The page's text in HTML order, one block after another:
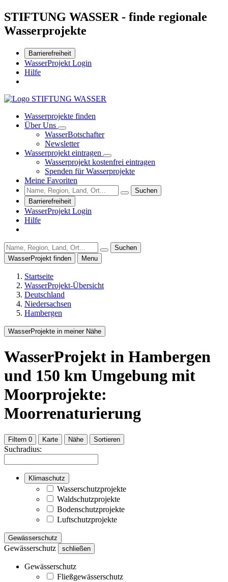
STIFTUNG WASSER - finde regionale
Wasserprojekte
Barrierefreiheit
WasserProjekt Login
Hilfe
Wasserprojekte finden
Über Uns
WasserBotschafter
Newsletter
Wasserprojekt eintragen
Wasserprojekt kostenfrei eintragen
Spenden für Wasserprojekte
Meine Favoriten
Suchen
Barrierefreiheit
WasserProjekt Login
Hilfe
Suchen
WasserProjekt finden
Menu
Startseite
WasserProjekt-Übersicht
Deutschland
Niedersachsen
Hambergen
WasserProjekte in meiner Nähe
WasserProjekt in Hambergen
und 150 km Umgebung mit
Moorprojekte:
Moorrenaturierung
Filtern 0 Karte Nähe Sortieren
Suchradius:
Klimaschutz
Wasserschutzprojekte
Waldschutzprojekte
Bodenschutzprojekte
Luftschutzprojekte
Gewässerschutz
Gewässerschutz schließen
Gewässerschutz
Fließgewässerschutz